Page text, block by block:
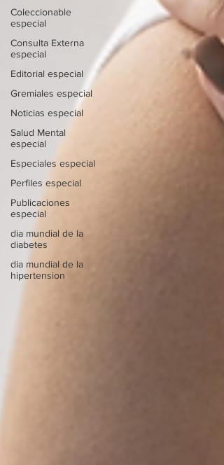
Coleccionable
especial
Consulta Externa
especial
Editorial especial
Gremiales especial
Noticias especial
Salud Mental
especial
Especiales especial
Perfiles especial
Publicaciones
especial
dia mundial de la
diabetes
dia mundial de la
hipertension